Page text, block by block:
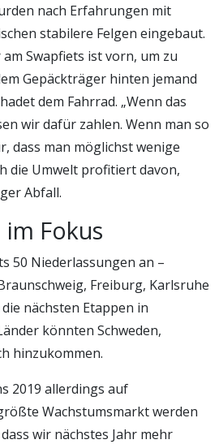
nach Erfahrungen mit
stabilere Felgen eingebaut.
Swapfiets ist vorn, um zu
Gepäckträger hinten jemand
dem Fahrrad. „Wenn das
wir dafür zahlen. Wenn man so
dass man möglichst wenige
die Umwelt profitiert davon,
Abfall.
Fokus
50 Niederlassungen an –
Freiburg, Karlsruhe
nächsten Etappen in
könnten Schweden,
hinzukommen.
2019 allerdings auf
Wachstumsmarkt werden
wir nächstes Jahr mehr